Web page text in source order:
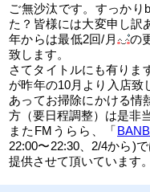
ご無沙汰です。すっかり
た？皆様には大変申し訳
年からは最低2回/月
の
致します。
さてタイトルにも有りま
が昨年の10月より入店致
あってお掃除にかける情
方（要日程調整）は是非
またFMうらら、「
22:00〜22:30、2/4から)
提供させて頂いています